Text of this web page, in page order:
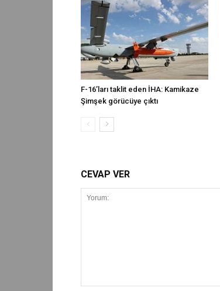
F-16’ları taklit eden İHA: Kamikaze
Şimşek görücüye çıktı
CEVAP VER